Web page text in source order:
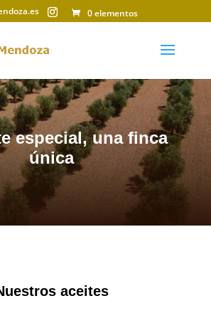
0 elementos
especial, una finca
única
aceites